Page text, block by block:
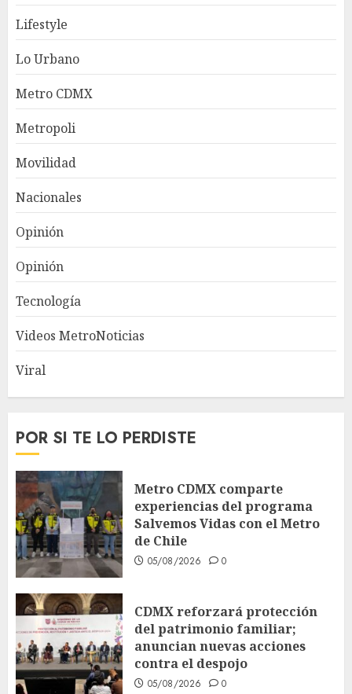
Lifestyle
Lo Urbano
Metro CDMX
Metropoli
Movilidad
Nacionales
Opinión
Opinión
Tecnología
Videos MetroNoticias
Viral
POR SI TE LO PERDISTE
Metro CDMX comparte
experiencias del programa
Salvemos Vidas con el Metro
de Chile
05/08/2026 0
CDMX reforzará protección
del patrimonio familiar;
anuncian nuevas acciones
contra el despojo
05/08/2026 0